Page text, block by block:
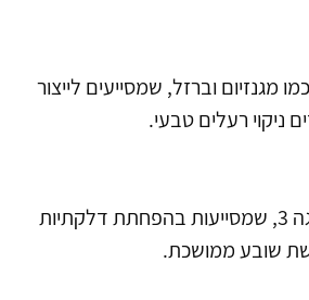
מגנזיום וברזל, שמסייעים לייצור
ניקוי רעלים טבעי.
קטנים אבל עוצמתיים! הזרעים האלה עשירים בחומצות שומן אומגה 3, שמסייעות בהפחתת דלקתיות
שובע ממושכת.